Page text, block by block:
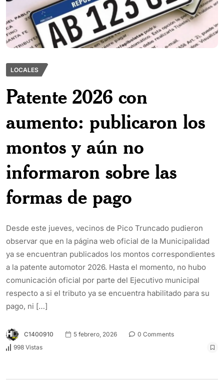
LOCALES
Patente 2026 con
aumento: publicaron los
montos y aún no
informaron sobre las
formas de pago
Desde este jueves, vecinos de Pico Truncado pudieron
observar que en la página web oficial de la Municipalidad
ya se encuentran publicados los montos correspondientes
a la patente automotor 2026. Hasta el momento, no hubo
comunicación oficial por parte del Ejecutivo municipal
respecto a si el tributo ya se encuentra habilitado para su
pago, ni […]
C1400910 5 febrero, 2026
0 Comments
998 Vistas